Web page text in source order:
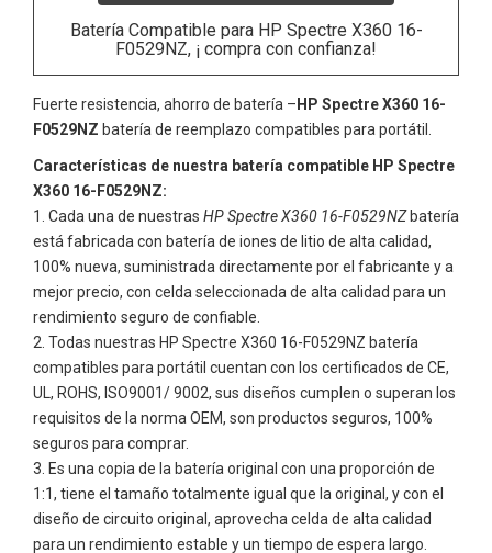
Batería Compatible para HP Spectre X360 16-
F0529NZ, ¡ compra con confianza!
Fuerte resistencia, ahorro de batería – HP Spectre X360 16-
F0529NZ batería de reemplazo compatibles para portátil.
Características de nuestra batería compatible HP Spectre
X360 16-F0529NZ:
Cada una de nuestras HP Spectre X360 16-F0529NZbatería
está fabricada con batería de iones de litio de alta calidad,
100% nueva, suministrada directamente por el fabricante y a
mejor precio, con celda seleccionada de alta calidad para un
rendimiento seguro de confiable.
Todas nuestras HP Spectre X360 16-F0529NZ batería
compatibles para portátil cuentan con los certificados de CE,
UL, ROHS, ISO9001/ 9002, sus diseños cumplen o superan los
requisitos de la norma OEM, son productos seguros, 100%
seguros para comprar.
Es una copia de la batería original con una proporción de
1:1, tiene el tamaño totalmente igual que la original, y con el
diseño de circuito original, aprovecha celda de alta calidad
para un rendimiento estable y un tiempo de espera largo.